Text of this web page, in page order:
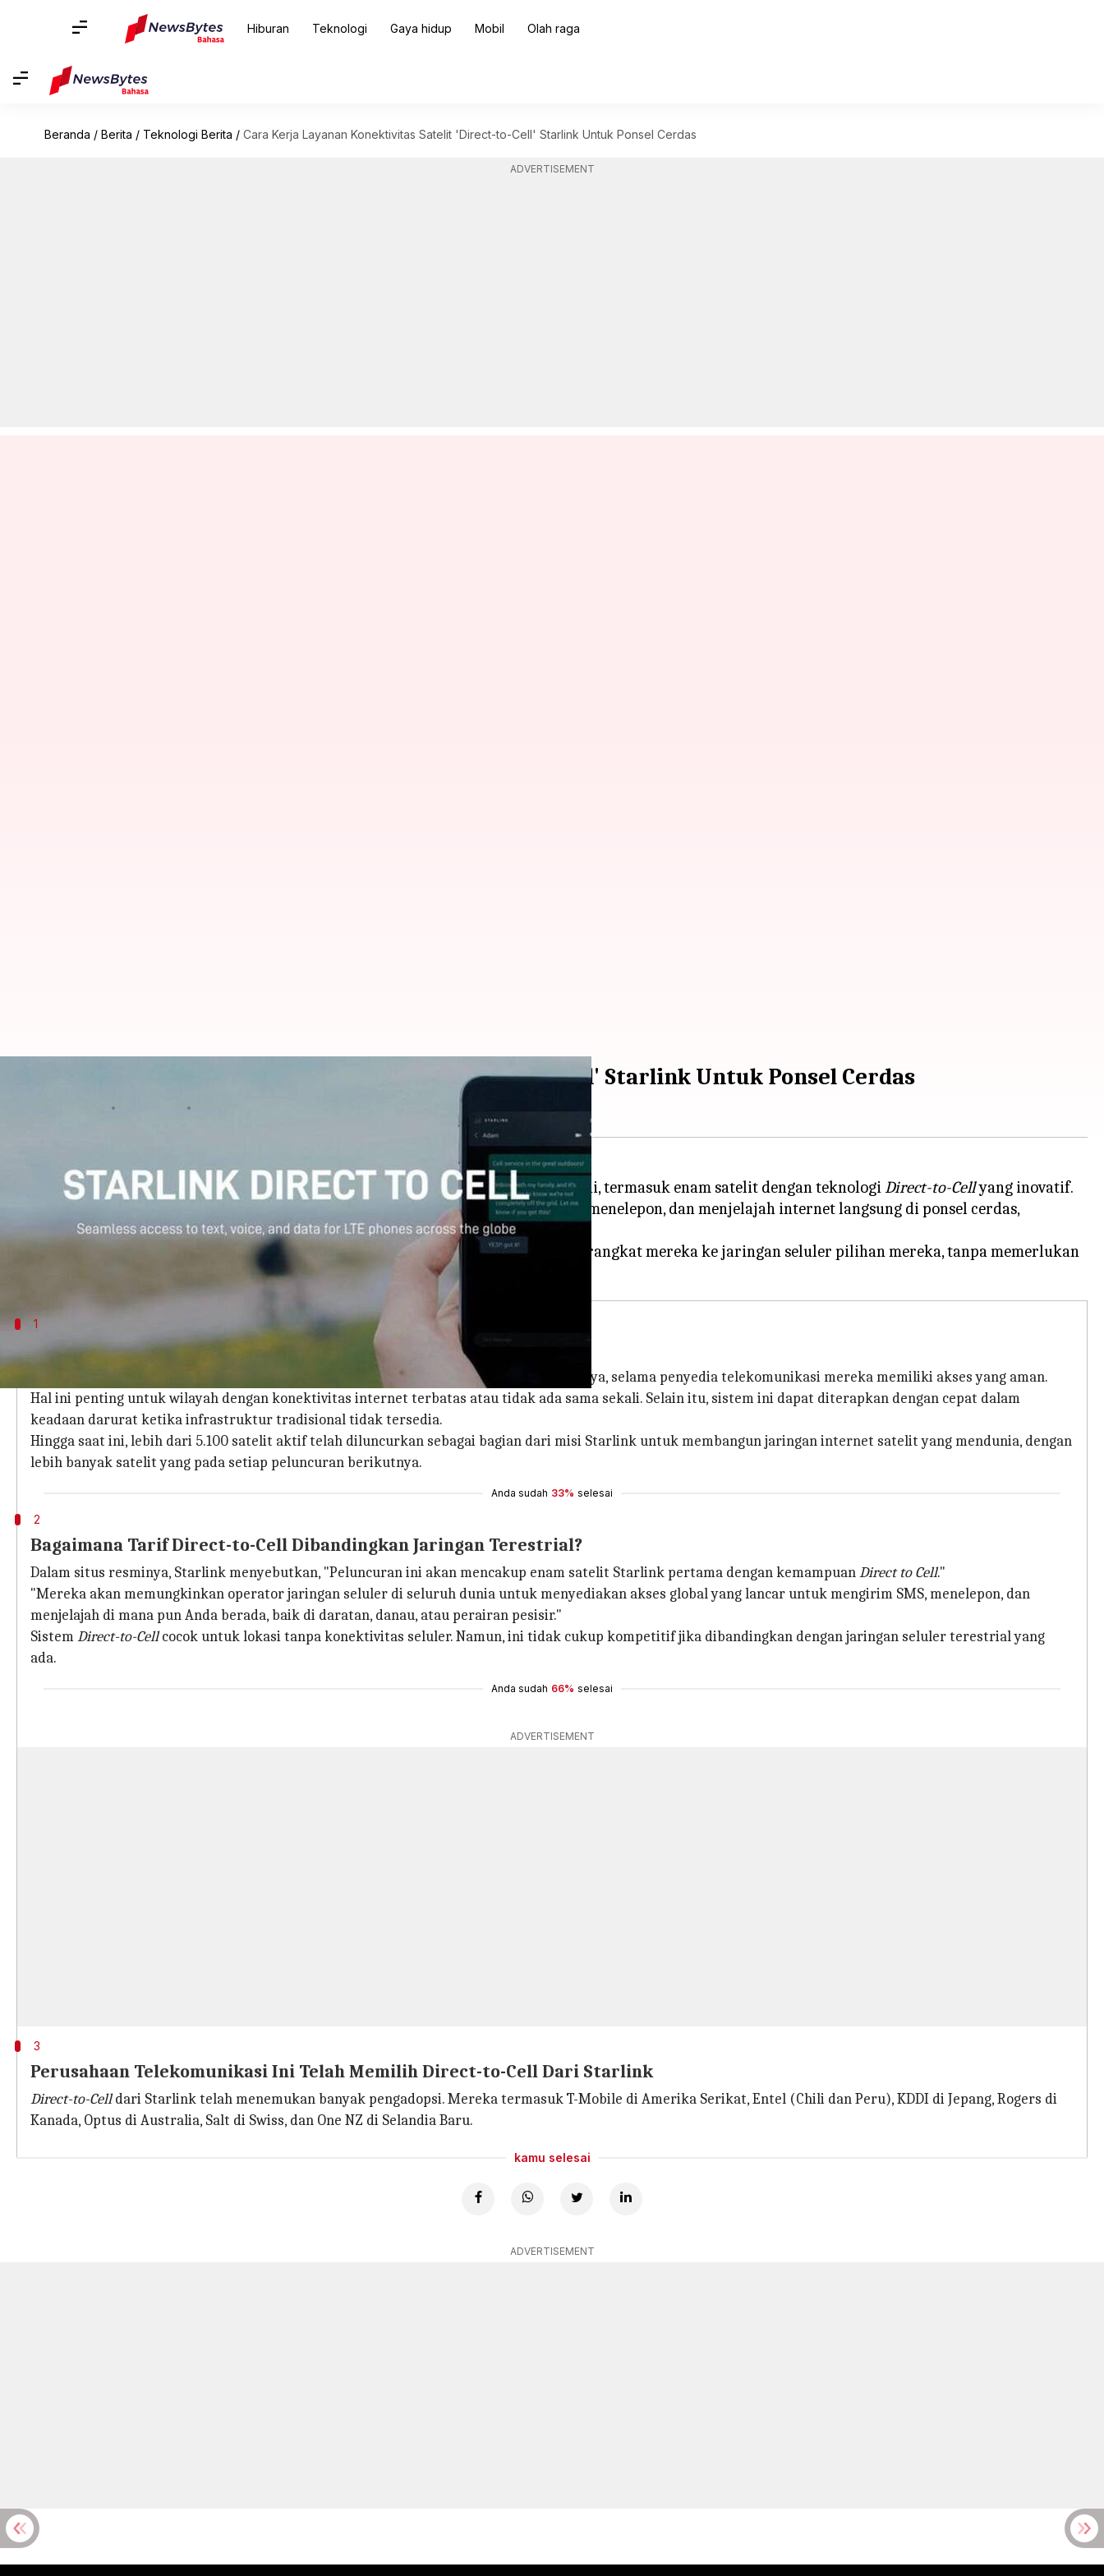
Hiburan Teknologi Gaya hidup Mobil Olah raga
Beranda / Berita / Teknologi Berita / Cara Kerja Layanan Konektivitas Satelit 'Direct-to-Cell' Starlink Untuk Ponsel Cerdas
ADVERTISEMENT
Cara Kerja Layanan Konektivitas Satelit 'Direct-to-Cell' Starlink Untuk Ponsel Cerdas
SpaceX telah berhasil meluncurkan 21 satelit Starlink dengan roket Falcon 9 hari ini, termasuk enam satelit dengan teknologiDirect-to-Cellyang inovatif.
Inovasi ini bertujuan untuk menawarkan akses global untuk mengirim pesan teks, menelepon, dan menjelajah internet langsung di ponsel cerdas,
mengatasi hambatan geografis yang seringkali membatasi layanan internet.
Dengan menggunakan teknologi ini, pengguna dapat langsung menghubungkan perangkat mereka ke jaringan seluler pilihan mereka, tanpa memerlukan
1
Manfaat Dan Masa Depan Konektivitas Direct-to-Cell Starlink
Layanan Starlink memungkinkan pengguna untuk tetap terhubung di mana pun lokasinya, selama penyedia telekomunikasi mereka memiliki akses yang aman.
Hal ini penting untuk wilayah dengan konektivitas internet terbatas atau tidak ada sama sekali. Selain itu, sistem ini dapat diterapkan dengan cepat dalam
keadaan darurat ketika infrastruktur tradisional tidak tersedia.
Hingga saat ini, lebih dari 5.100 satelit aktif telah diluncurkan sebagai bagian dari misi Starlink untuk membangun jaringan internet satelit yang mendunia, dengan
lebih banyak satelit yang pada setiap peluncuran berikutnya.
Anda sudah 33% selesai
2
Bagaimana Tarif Direct-to-Cell Dibandingkan Jaringan Terestrial?
Dalam situs resminya, Starlink menyebutkan, "Peluncuran ini akan mencakup enam satelit Starlink pertama dengan kemampuanDirect to Cell."
"Mereka akan memungkinkan operator jaringan seluler di seluruh dunia untuk menyediakan akses global yang lancar untuk mengirim SMS, menelepon, dan
menjelajah di mana pun Anda berada, baik di daratan, danau, atau perairan pesisir."
SistemDirect-to-Cellcocok untuk lokasi tanpa konektivitas seluler. Namun, ini tidak cukup kompetitif jika dibandingkan dengan jaringan seluler terestrial yang
ada.
Anda sudah 66% selesai
ADVERTISEMENT
3
Perusahaan Telekomunikasi Ini Telah Memilih Direct-to-Cell Dari Starlink
Direct-to-Celldari Starlink telah menemukan banyak pengadopsi. Mereka termasuk T-Mobile di Amerika Serikat, Entel (Chili dan Peru), KDDI di Jepang, Rogers di
Kanada, Optus di Australia, Salt di Swiss, dan One NZ di Selandia Baru.
kamu selesai
ADVERTISEMENT